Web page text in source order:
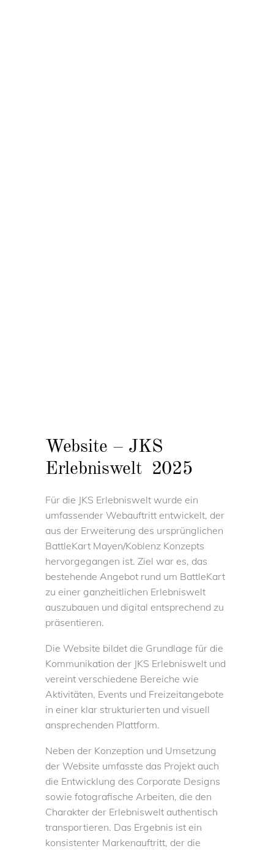
Website – JKS
Erlebniswelt 2025
Für die JKS Erlebniswelt wurde ein
umfassender Webauftritt entwickelt, der
aus der Erweiterung des ursprünglichen
BattleKart Mayen/Koblenz Konzepts
hervorgegangen ist. Ziel war es, das
bestehende Angebot rund um BattleKart
zu einer ganzheitlichen Erlebniswelt
auszubauen und digital entsprechend zu
präsentieren.
Die Website bildet die Grundlage für die
Kommunikation der JKS Erlebniswelt und
vereint verschiedene Bereiche wie
Aktivitäten, Events und Freizeitangebote
in einer klar strukturierten und visuell
ansprechenden Plattform.
Neben der Konzeption und Umsetzung
der Website umfasste das Projekt auch
die Entwicklung des Corporate Designs
sowie fotografische Arbeiten, die den
Charakter der Erlebniswelt authentisch
transportieren. Das Ergebnis ist ein
konsistenter Markenauftritt, der die